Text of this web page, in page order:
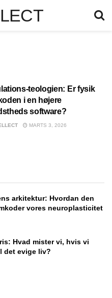
teologien: Er fysik
i en højere
software?
MARTS 3, 2026
arkitektur: Hvordan den
vores neuroplasticitet
Hvad mister vi, hvis vi
det evige liv?